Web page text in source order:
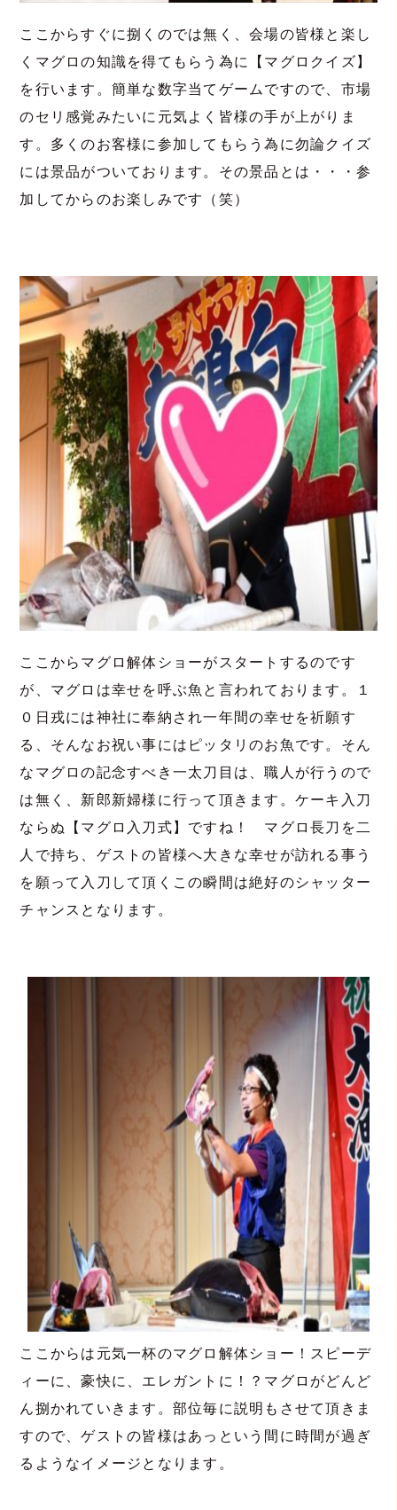
ここからすぐに捌くのでは無く、会場の皆様と楽し
くマグロの知識を得てもらう為に【マグロクイズ】
を行います。簡単な数字当てゲームですので、市場
のセリ感覚みたいに元気よく皆様の手が上がりま
す。多くのお客様に参加してもらう為に勿論クイズ
には景品がついております。その景品とは・・・参
加してからのお楽しみです（笑）
ここからマグロ解体ショーがスタートするのです
が、マグロは幸せを呼ぶ魚と言われております。１
０日戎には神社に奉納され一年間の幸せを祈願す
る、そんなお祝い事にはピッタリのお魚です。そん
なマグロの記念すべき一太刀目は、職人が行うので
は無く、新郎新婦様に行って頂きます。ケーキ入刀
ならぬ【マグロ入刀式】ですね！ マグロ長刀を二
人で持ち、ゲストの皆様へ大きな幸せが訪れる事う
を願って入刀して頂くこの瞬間は絶好のシャッター
チャンスとなります。
ここからは元気一杯のマグロ解体ショー！スピーデ
ィーに、豪快に、エレガントに！？マグロがどんど
ん捌かれていきます。部位毎に説明もさせて頂きま
すので、ゲストの皆様はあっという間に時間が過ぎ
るようなイメージとなります。